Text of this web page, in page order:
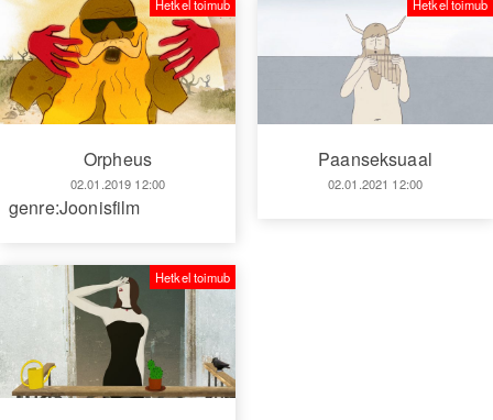
Orpheus
02.01.2019 12:00
Hetkel toimub
genre:Joonisfilm
Paanseksuaal
02.01.2021 12:00
Hetkel toimub
Hetkel toimub